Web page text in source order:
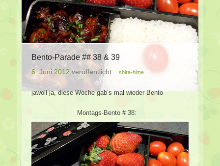
Bento-Parade ## 38 & 39
6. Juni 2012 veröffentlicht shira-hime
jawoll ja, diese Woche gab’s mal wieder Bento
Montags-Bento # 38: